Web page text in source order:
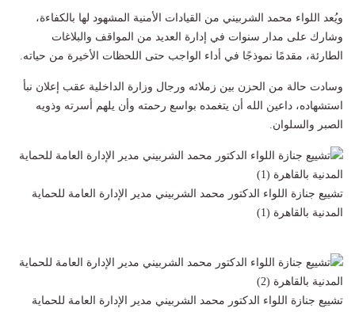
ويُعد اللواء محمد الشربيني من القيادات الأمنية المشهود لها بالكفاءة،
وشارك على مدار سنوات في إدارة العديد من المواقف والبلاغات
الطارئة، مقدمًا نموذجًا في أداء الواجب حتى اللحظات الأخيرة من حياته.
وسادت حالة من الحزن بين زملائه ورجال وزارة الداخلية عقب إعلان نبأ
استشهاده، داعين الله أن يتغمده بواسع رحمته وأن يلهم أسرته وذويه
الصبر والسلوان.
تشييع جنازة اللواء الدكتور محمد الشربيني مدير الإدارة العامة للحماية
المدنية بالقاهرة (1)
تشييع جنازة اللواء الدكتور محمد الشربيني مدير الإدارة العامة للحماية